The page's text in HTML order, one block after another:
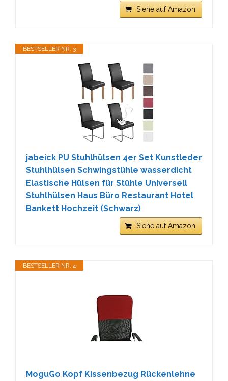
Siehe auf Amazon
BESTSELLER NR. 3
jabeick PU Stuhlhülsen 4er Set Kunstleder
Stuhlhülsen Schwingstühle wasserdicht
Elastische Hülsen für Stühle Universell
Stuhlhülsen Haus Büro Restaurant Hotel
Bankett Hochzeit (Schwarz)
Siehe auf Amazon
BESTSELLER NR. 4
MoguGo Kopf Kissenbezug Rückenlehne